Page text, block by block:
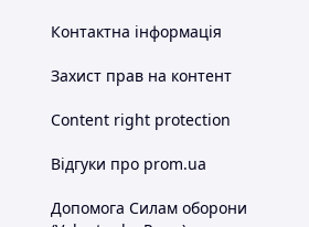
Контактна інформація
Захист прав на контент
Content right protection
Відгуки про prom.ua
Допомога Силам оборони